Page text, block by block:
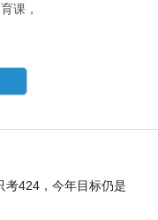
课，
考424，今年目标仍是